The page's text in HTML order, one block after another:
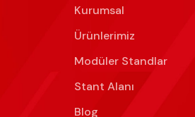
Kurumsal
Ürünlerimiz
Modüler Standlar
Stant Alanı
Blog